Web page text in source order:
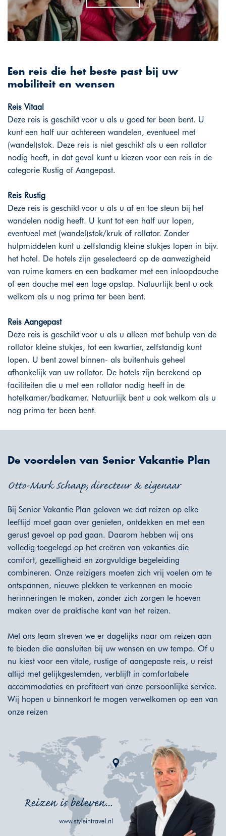
Een reis die het beste past bij uw
mobiliteit en wensen
Reis Vitaal
Deze reis is geschikt voor u als u goed ter been bent. U
kunt een half uur achtereen wandelen, eventueel met
(wandel)stok. Deze reis is niet geschikt als u een rollator
nodig heeft, in dat geval kunt u kiezen voor een reis in de
categorie Rustig of Aangepast.
Reis Rustig
Deze reis is geschikt voor u als u af en toe steun bij het
wandelen nodig heeft. U kunt tot een half uur lopen,
eventueel met (wandel)stok/kruk of rollator. Zonder
hulpmiddelen kunt u zelfstandig kleine stukjes lopen in bijv.
het hotel. De hotels zijn geselecteerd op de aanwezigheid
van ruime kamers en een badkamer met een inloopdouche
of een douche met een lage opstap. Natuurlijk bent u ook
welkom als u nog prima ter been bent.
Reis Aangepast
Deze reis is geschikt voor u als u alleen met behulp van de
rollator kleine stukjes, tot een kwartier, zelfstandig kunt
lopen. U bent zowel binnen- als buitenhuis geheel
afhankelijk van uw rollator. De hotels zijn berekend op
faciliteiten die u met een rollator nodig heeft in de
hotelkamer/badkamer. Natuurlijk bent u ook welkom als u
nog prima ter been bent.
De voordelen van Senior Vakantie Plan
Otto-Mark Schaap, directeur & eigenaar
Bij Senior Vakantie Plan geloven we dat reizen op elke
leeftijd moet gaan over genieten, ontdekken en met een
gerust gevoel op pad gaan. Daarom hebben wij ons
volledig toegelegd op het creëren van vakanties die
comfort, gezelligheid en zorgvuldige begeleiding
combineren. Onze reizigers moeten zich vrij voelen om te
ontspannen, nieuwe plekken te verkennen en mooie
herinneringen te maken, zonder zich zorgen te hoeven
maken over de praktische kant van het reizen.
Met ons team streven we er dagelijks naar om reizen aan
te bieden die aansluiten bij uw wensen en uw tempo. Of u
nu kiest voor een vitale, rustige of aangepaste reis, u reist
altijd met gelijkgestemden, verblijft in comfortabele
accommodaties en profiteert van onze persoonlijke service.
Wij hopen u binnenkort te mogen verwelkomen op een van
onze reizen